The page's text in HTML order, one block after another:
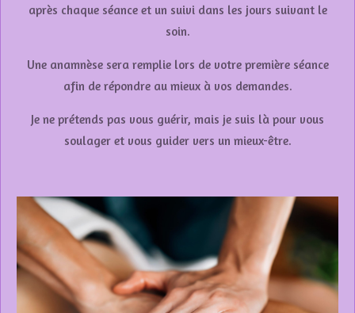
après chaque séance et un suivi dans les jours suivant le
soin.
Une anamnèse sera remplie lors de votre première séance
afin de répondre au mieux à vos demandes.
Je ne prétends pas vous guérir, mais je suis là pour vous
soulager et vous guider vers un mieux-être.